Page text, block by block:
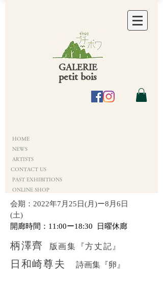
GALERIE
petit bois
HOME
NEWS
ARTISTS
CONTACT US
PAST EXHIBITIONS
ONLINE SHOP
会期：2022年7月25日(月)ー8月6日
(土)
開廊時間：11:00ー18:30 日曜休廊
柄澤齊 版画集『方丈記』
日和崎尊夫 詩画集『卵』